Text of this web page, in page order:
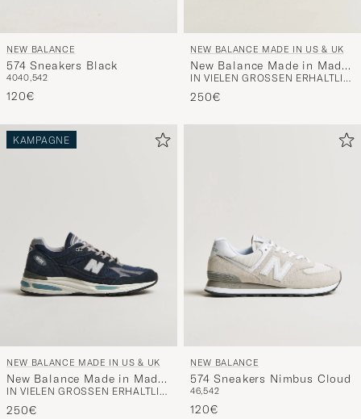
NEW BALANCE
574 Sneakers Black
4040,542
120€
NEW BALANCE MADE IN US & UK
New Balance Made in Made
in UK 991v2 Green BananaIN VIELEN GRÖSSEN ERHÄLTLICH
250€
KAMPAGNE
NEW BALANCE MADE IN US & UK
New Balance Made in Made
In UK 991 Sneakers Dark
Navy
IN VIELEN GRÖSSEN ERHÄLTLICH
250€
NEW BALANCE
574 Sneakers Nimbus Cloud
46,542
120€